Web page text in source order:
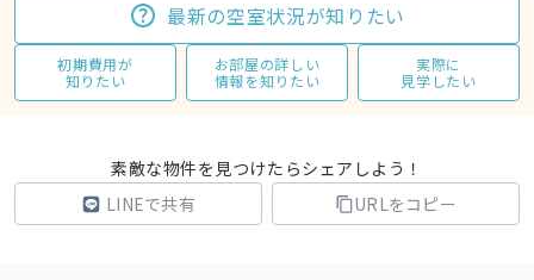
最新の空室状況が知りたい
初期費用が
知りたい
お部屋の詳しい
情報を知りたい
実際に
見学したい
素敵な物件を見つけたらシェアしよう！
LINEで共有
URLをコピー